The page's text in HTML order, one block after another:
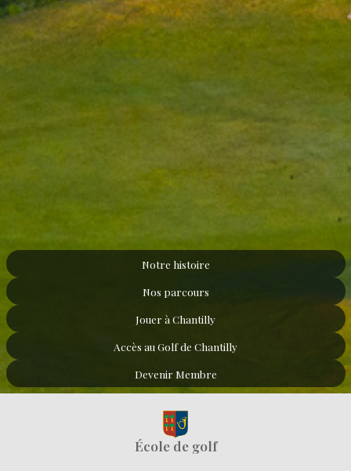
Notre histoire
Nos parcours
Jouer à Chantilly
Accès au Golf de Chantilly
Devenir Membre
École de golf